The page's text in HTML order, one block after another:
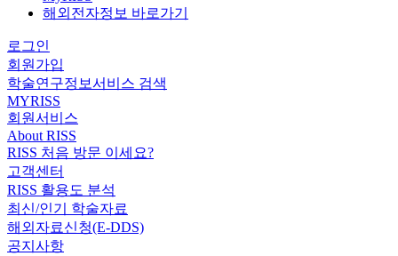
해외전자정보 바로가기
로그인
회원가입
학술연구정보서비스 검색
MYRISS
회원서비스
About RISS
RISS 처음 방문 이세요?
고객센터
RISS 활용도 분석
최신/인기 학술자료
해외자료신청(E-DDS)
공지사항